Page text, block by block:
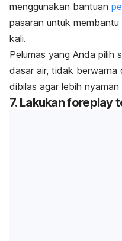
menggunakan bantuan
pasaran untuk
kali.
Pelumas yang Anda pilih
dasar air, tidak
dibilas agar lebih
7. Lakukanforeplay